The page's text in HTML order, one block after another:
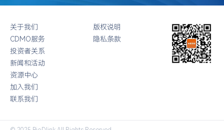
关于我们
CDMO服务
投资者关系
新闻和活动
资源中心
加入我们
联系我们
版权说明
隐私条款